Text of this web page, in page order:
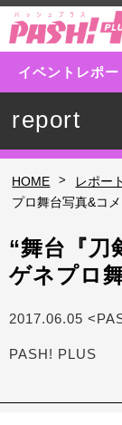
イベントレポー
report
HOME > レポート
プロ舞台写真&コメ
“舞台『刀
ゲネプロ
2017.06.05
PASH! PLUS